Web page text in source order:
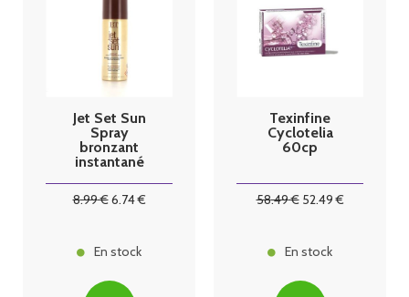
Jet Set Sun
Spray
bronzant
instantané
8.99€6.74€
En stock
Texinfine
Cyclotelia
60cp
58.49€ 52.49€
En stock